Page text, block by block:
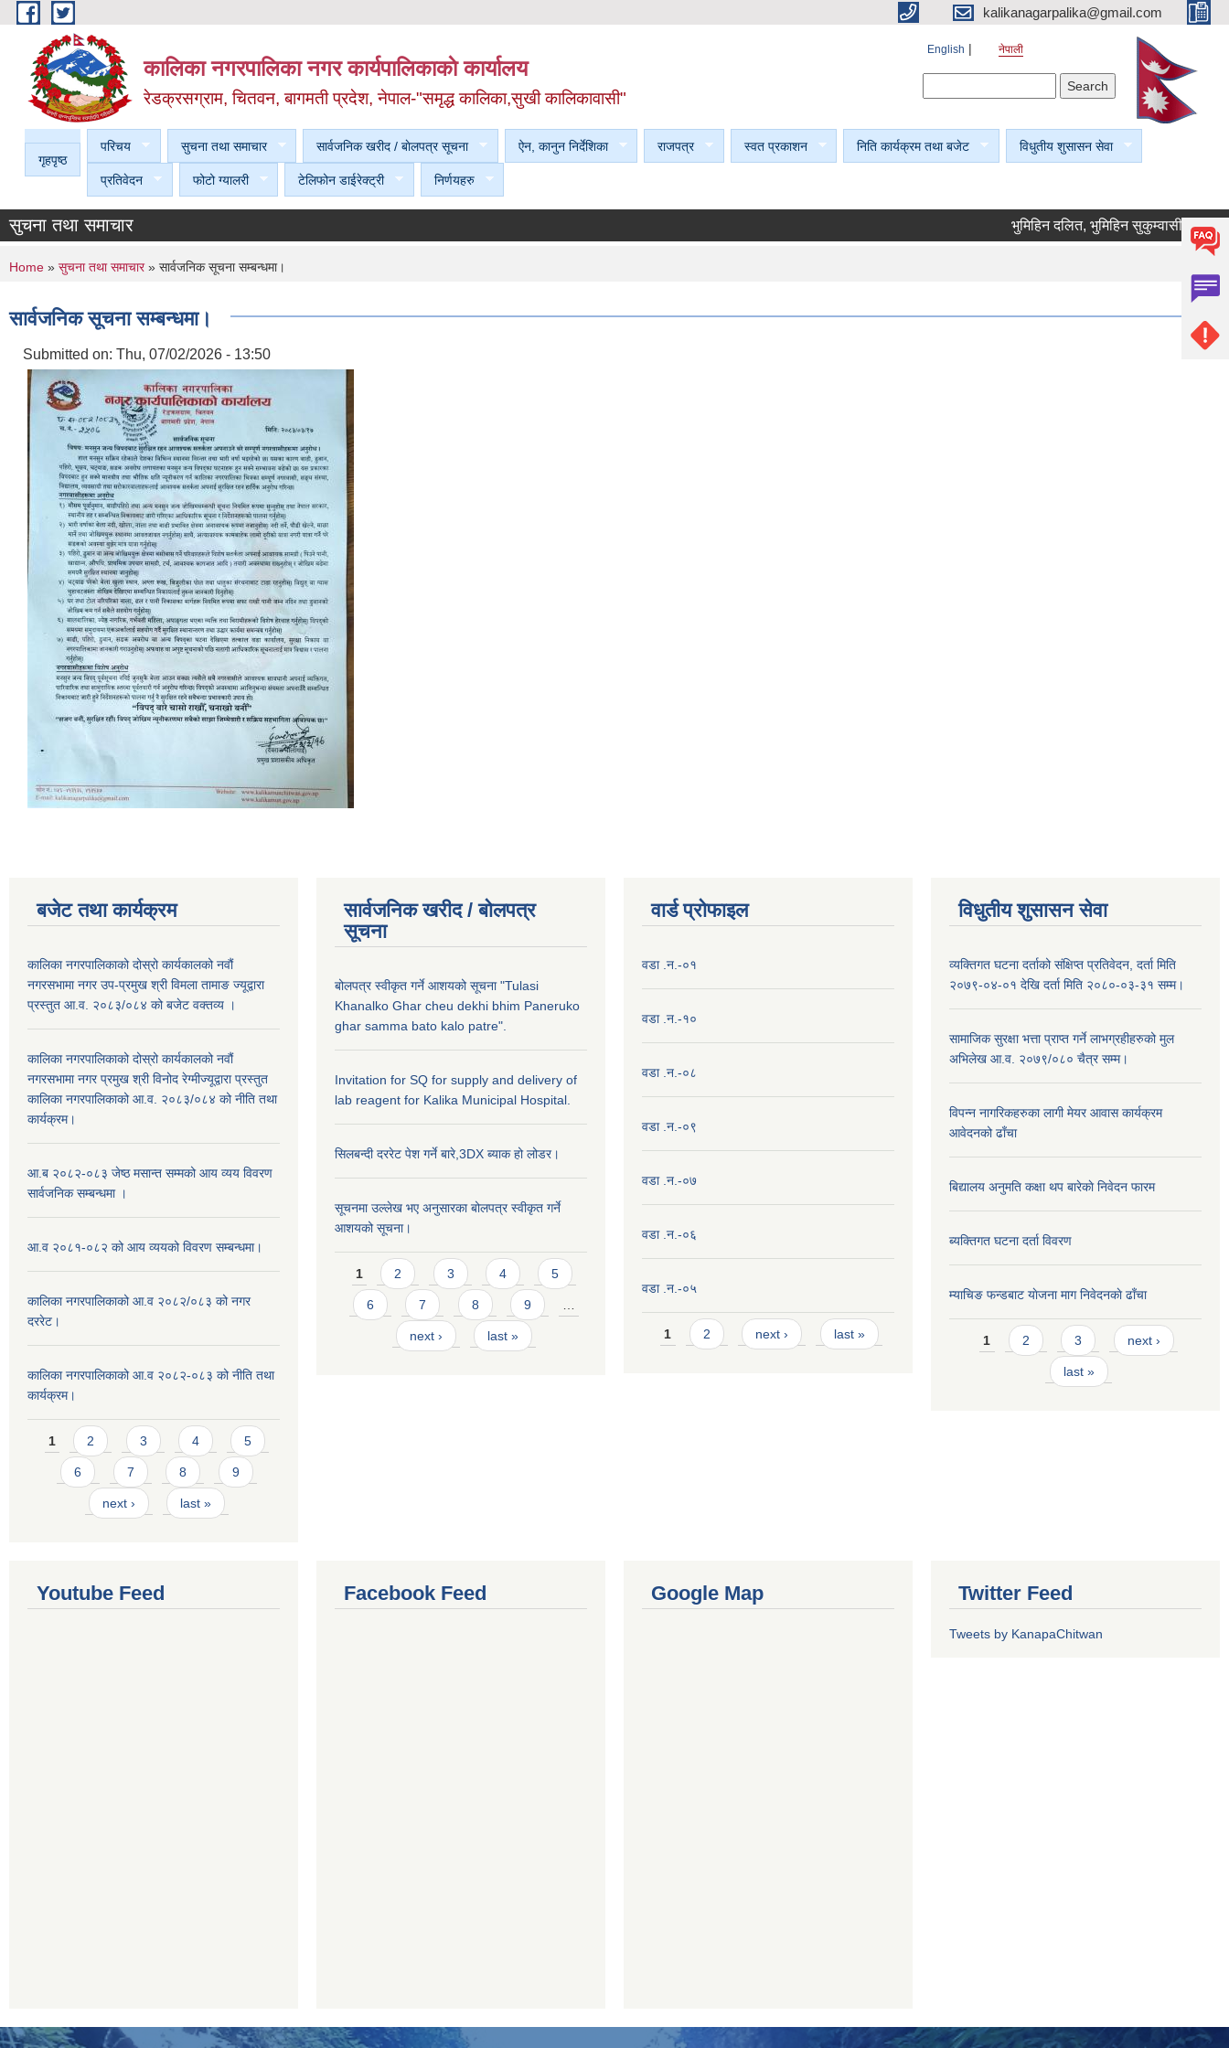
Skip to main content kalikanagarpalika@gmail.com
कालिका नगरपालिका नगर कार्यपालिकाकाे कार्यालय
रेडक्रसग्राम, चितवन, बागमती प्रदेश, नेपाल-"समृद्ध कालिका,सुखी कालिकावासी"
English नेपाली
गृहपृष्ठ
परिचय सुचना तथा समाचार सार्वजनिक खरीद / बाेलपत्र सूचना ऐन, कानुन निर्देशिका राजपत्र स्वत प्रकाशन निति कार्यक्रम तथा बजेट विधुतीय शुसासन सेवा
प्रतिवेदन फोटो ग्यालरी टेलिफोन डाईरेक्ट्री निर्णयहरु
सुचना तथा समाचार भुमिहिन दलित, भुमिहिन सुकुम्वासी र
You are here
Home » सुचना तथा समाचार» सार्वजनिक सूचना सम्बन्धमा।
सार्वजनिक सूचना सम्बन्धमा।
Submitted on: Thu, 07/02/2026 - 13:50
बजेट तथा कार्यक्रम
कालिका नगरपालिकाको दोस्रो कार्यकालको नवौं
नगरसभामा नगर उप-प्रमुख श्री विमला तामाङ ज्यूद्वारा
प्रस्तुत आ.व. २०८३/०८४ को बजेट वक्तव्य ।
कालिका नगरपालिकाको दोस्रो कार्यकालको नवौं
नगरसभामा नगर प्रमुख श्री विनोद रेग्मीज्यूद्वारा प्रस्तुत
कालिका नगरपालिकाको आ.व. २०८३/०८४ को नीति तथा
कार्यक्रम।
आ.ब २०८२-०८३ जेष्ठ मसान्त सम्मको आय व्यय विवरण
सार्वजनिक सम्बन्धमा ।
आ.व २०८१-०८२ को आय व्ययको विवरण सम्बन्धमा।
कालिका नगरपालिकाको आ.व २०८२/०८३ को नगर
दररेट।
कालिका नगरपालिकाको आ.व २०८२-०८३ को नीति तथा
कार्यक्रम।
Pages
1 2 3 4 5
6 7 8 9
next › last »
सार्वजनिक खरीद / बाेलपत्र
सूचना
बोलपत्र स्वीकृत गर्ने आशयको सूचना "Tulasi
Khanalko Ghar cheu dekhi bhim Paneruko
ghar samma bato kalo patre".
Invitation for SQ for supply and delivery of
lab reagent for Kalika Municipal Hospital.
सिलबन्दी दररेट पेश गर्ने बारे,3DX ब्याक हो लोडर।
सूचनमा उल्लेख भए अनुसारका बोलपत्र स्वीकृत गर्ने
आशयको सूचना।
Pages
1 2 3 4 5
6 7 8 9
next › last »
वार्ड प्राेफाइल
वडा .न.-०१
वडा .न.-१०
वडा .न.-०८
वडा .न.-०९
वडा .न.-०७
वडा .न.-०६
वडा .न.-०५
Pages
1 2 next › last »
विधुतीय शुसासन सेवा
व्यक्तिगत घटना दर्ताको संक्षिप्त प्रतिवेदन, दर्ता मिति
२०७९-०४-०१ देखि दर्ता मिति २०८०-०३-३१ सम्म।
सामाजिक सुरक्षा भत्ता प्राप्त गर्ने लाभग्रहीहरुको मुल
अभिलेख आ.व. २०७९/०८० चैत्र सम्म।
विपन्न नागरिकहरुका लागी मेयर आवास कार्यक्रम
आवेदनको ढाँचा
बिद्यालय अनुमति कक्षा थप बारेकाे निवेदन फारम
ब्यक्तिगत घटना दर्ता विवरण
म्याचिङ फन्डबाट याेजना माग निवेदनकाे ढाँचा
Pages
1 2 3 next ›
last »
Youtube Feed Facebook Feed Google Map Twitter Feed
Tweets by KanapaChitwan